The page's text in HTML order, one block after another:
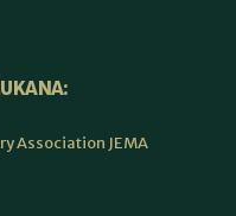
Association JEMA